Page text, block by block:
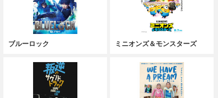
ブルーロック ミニオンズ＆モンスターズ